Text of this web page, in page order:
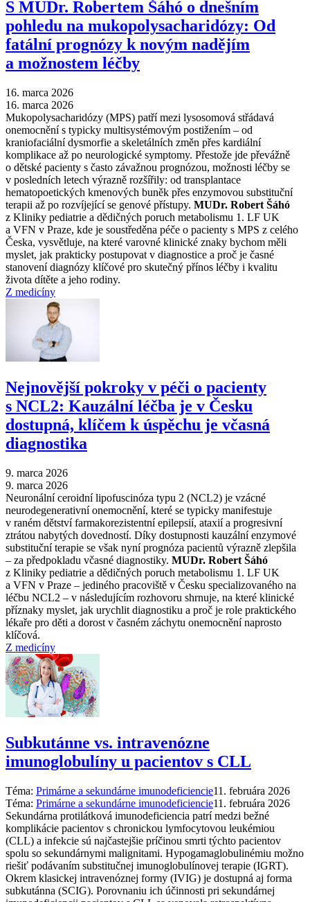
S MUDr. Robertem Šáhó o dnešním
pohledu na mukopolysacharidózy: Od
fatální prognózy k novým nadějím
a možnostem léčby
16. marca 2026
16. marca 2026
Mukopolysacharidózy (MPS) patří mezi lysosomová střádavá
onemocnění s typicky multisystémovým postižením –⁠ od
kraniofaciální dysmorfie a skeletálních změn přes kardiální
komplikace až po neurologické symptomy. Přestože jde převážně
o dětské pacienty s často závažnou prognózou, možnosti léčby se
v posledních letech výrazně rozšířily: od transplantace
hematopoetických kmenových buněk přes enzymovou substituční
terapii až po rozvíjející se genové přístupy. MUDr. Robert Šáhó
z Kliniky pediatrie a dědičných poruch metabolismu 1. LF UK
a VFN v Praze, kde je soustředěna péče o pacienty s MPS z celého
Česka, vysvětluje, na které varovné klinické znaky bychom měli
myslet, jak prakticky postupovat v diagnostice a proč je časné
stanovení diagnózy klíčové pro skutečný přínos léčby i kvalitu
života dítěte a jeho rodiny.
Z medicíny
Nejnovější pokroky v péči o pacienty
s NCL2: Kauzální léčba je v Česku
dostupná, klíčem k úspěchu je včasná
diagnostika
9. marca 2026
9. marca 2026
Neuronální ceroidní lipofuscinóza typu 2 (NCL2) je vzácné
neurodegenerativní onemocnění, které se typicky manifestuje
v raném dětství farmakorezistentní epilepsií, ataxií a progresivní
ztrátou nabytých dovedností. Díky dostupnosti kauzální enzymové
substituční terapie se však nyní prognóza pacientů výrazně zlepšila
–⁠ za předpokladu včasné diagnostiky. MUDr. Robert Šáhó
z Kliniky pediatrie a dědičných poruch metabolismu 1. LF UK
a VFN v Praze –⁠ jediného pracoviště v Česku specializovaného na
léčbu NCL2 –⁠ v následujícím rozhovoru shrnuje, na které klinické
příznaky myslet, jak urychlit diagnostiku a proč je role praktického
lékaře pro děti a dorost v časném záchytu onemocnění naprosto
klíčová.
Z medicíny
Subkutánne vs. intravenózne
imunoglobulíny u pacientov s CLL
Téma: Primárne a sekundárne imunodeficiencie11. februára 2026
Téma: Primárne a sekundárne imunodeficiencie11. februára 2026
Sekundárna protilátková imunodeficiencia patrí medzi bežné
komplikácie pacientov s chronickou lymfocytovou leukémiou
(CLL) a infekcie sú najčastejšie príčinou smrti týchto pacientov
spolu so sekundárnymi malignitami. Hypogamaglobulinémiu možno
riešiť podávaním substitučnej imunoglobulínovej terapie (IGRT).
Okrem klasickej intravenóznej formy (IVIG) je dostupná aj forma
subkutánna (SCIG). Porovnaniu ich účinnosti pri sekundárnej